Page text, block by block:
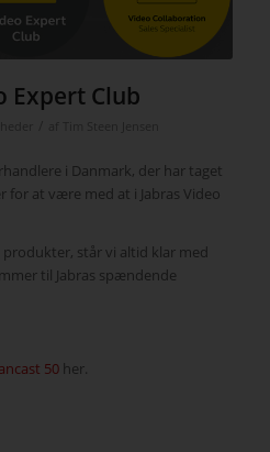
Expert Club
i Danmark, der har taget
for at være med at i Jabras Video
produkter, står vi altid klar med
til Jabras spændende
50her.